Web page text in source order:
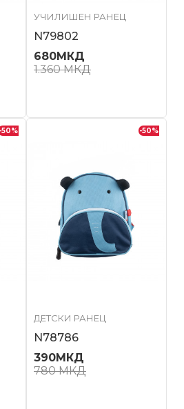
УЧИЛИШЕН РАНЕЦ
N79802
680МКД
1.360МКД
50% -50%
ДЕТСКИ РАНЕЦ
N78786
390МКД
780МКД